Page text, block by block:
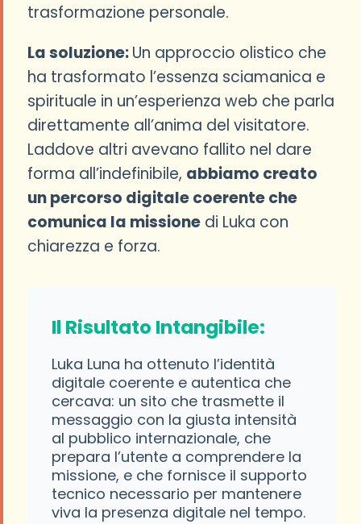
trasformazione personale.
La soluzione:Un approccio olistico che
ha trasformato l’essenza sciamanica e
spirituale in un’esperienza web che parla
direttamente all’anima del visitatore.
Laddove altri avevano fallito nel dare
forma all’indefinibile, abbiamo creato
un percorso digitale coerente che
comunica la missione di Luka con
chiarezza e forza.
Il Risultato Intangibile:
Luka Luna ha ottenuto l’identità
digitale coerente e autentica che
cercava: un sito che trasmette il
messaggio con la giusta intensità
al pubblico internazionale, che
prepara l’utente a comprendere la
missione, e che fornisce il supporto
tecnico necessario per mantenere
viva la presenza digitale nel tempo.